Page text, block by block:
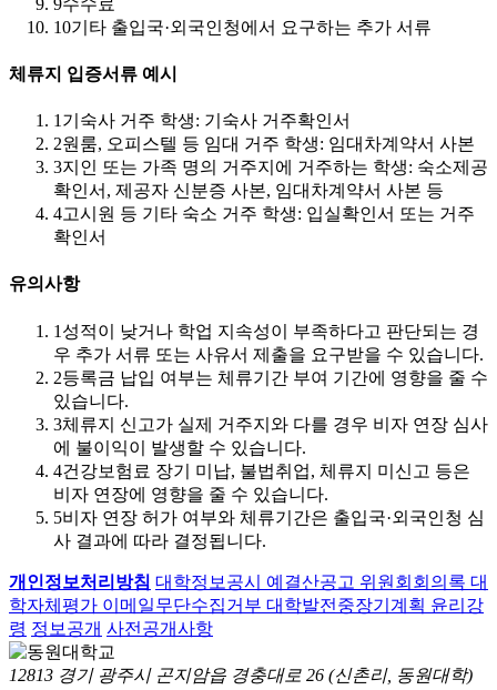
10기타 출입국·외국인청에서 요구하는 추가 서류
체류지 입증서류 예시
1 기숙사 거주 학생: 기숙사 거주확인서
2원룸, 오피스텔 등 임대 거주 학생: 임대차계약서 사본
3지인 또는 가족 명의 거주지에 거주하는 학생: 숙소제공
확인서, 제공자 신분증 사본, 임대차계약서 사본 등
4고시원 등 기타 숙소 거주 학생: 입실확인서 또는 거주
확인서
유의사항
1 성적이 낮거나 학업 지속성이 부족하다고 판단되는 경
우 추가 서류 또는 사유서 제출을 요구받을 수 있습니다.
2등록금 납입 여부는 체류기간 부여 기간에 영향을 줄 수
있습니다.
3체류지 신고가 실제 거주지와 다를 경우 비자 연장 심사
에 불이익이 발생할 수 있습니다.
4건강보험료 장기 미납, 불법취업, 체류지 미신고 등은
비자 연장에 영향을 줄 수 있습니다.
5비자 연장 허가 여부와 체류기간은 출입국·외국인청 심
사 결과에 따라 결정됩니다.
개인정보처리방침 대학정보공시 예결산공고 위원회회의록 대
학자체평가 이메일무단수집거부 대학발전중장기계획 윤리강
령 정보공개 사전공개사항
12813 경기 광주시 곤지암읍 경충대로 26 (신촌리, 동원대학)